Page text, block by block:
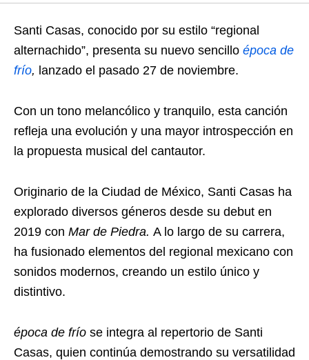
Santi Casas, conocido por su estilo “regional
alternachido”, presenta su nuevo sencillo época de
frío, lanzado el pasado 27 de noviembre.
Con un tono melancólico y tranquilo, esta canción
refleja una evolución y una mayor introspección en
la propuesta musical del cantautor.
Originario de la Ciudad de México, Santi Casas ha
explorado diversos géneros desde su debut en
2019 con Mar de Piedra. A lo largo de su carrera,
ha fusionado elementos del regional mexicano con
sonidos modernos, creando un estilo único y
distintivo.
época de frío se integra al repertorio de Santi
Casas, quien continúa demostrando su versatilidad